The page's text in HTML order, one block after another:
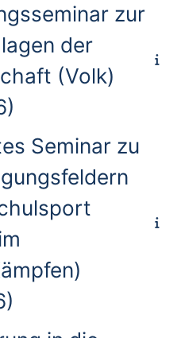
zur
der
(Volk)
Seminar zu